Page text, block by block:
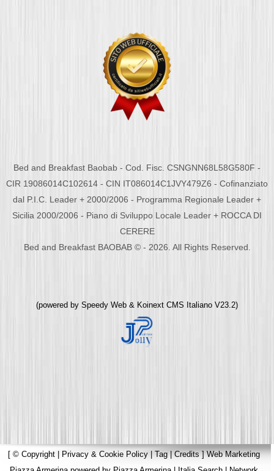
Bed and Breakfast Baobab - Cod. Fisc. CSNGNN68L58G580F -
CIR 19086014C102614 - CIN IT086014C1JVY479Z6 - Cofinanziato
dal P.I.C. Leader + 2000/2006 - Programma Regionale Leader +
Sicilia 2000/2006 - Piano di Sviluppo Locale Leader + ROCCA DI
CERERE
Bed and Breakfast BAOBAB © - 2026. All Rights Reserved.
(powered by Speedy Web & Koinext CMS Italiano V23.2)
[ © Copyright | Privacy & Cookie Policy | Tag|Credits]Web Marketing